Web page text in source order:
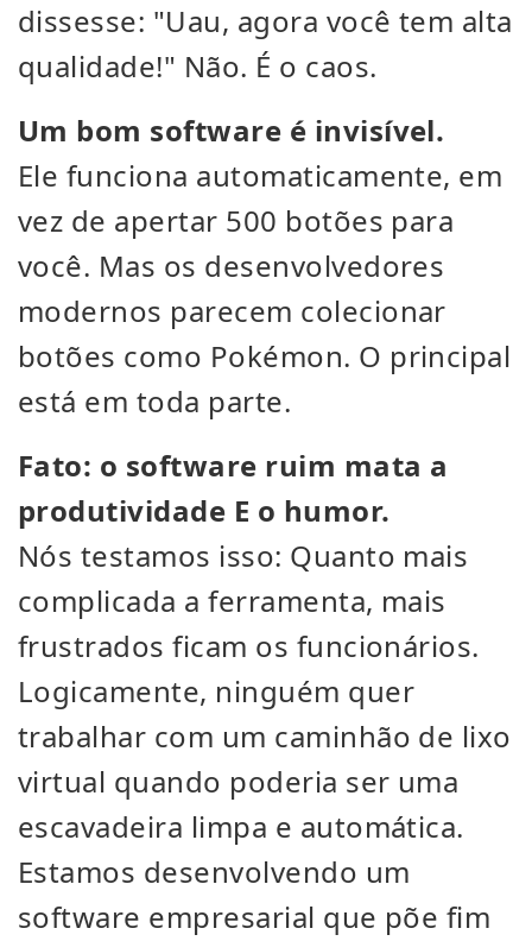
dissesse: "Uau, agora você tem alta
qualidade!" Não. É o caos.
Um bom software é invisível.
Ele funciona automaticamente, em
vez de apertar 500 botões para
você. Mas os desenvolvedores
modernos parecem colecionar
botões como Pokémon. O principal
está em toda parte.
Fato: o software ruim mata a
produtividade E o humor.
Nós testamos isso: Quanto mais
complicada a ferramenta, mais
frustrados ficam os funcionários.
Logicamente, ninguém quer
trabalhar com um caminhão de lixo
virtual quando poderia ser uma
escavadeira limpa e automática.
Estamos desenvolvendo um
software empresarial que põe fim